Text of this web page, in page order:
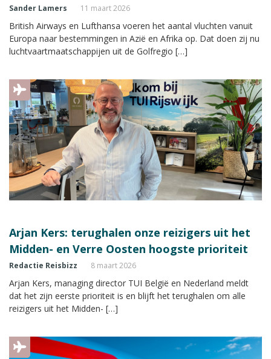
Sander Lamers 11 maart 2026
British Airways en Lufthansa voeren het aantal vluchten vanuit
Europa naar bestemmingen in Azië en Afrika op. Dat doen zij nu
luchtvaartmaatschappijen uit de Golfregio […]
Arjan Kers: terughalen onze reizigers uit het
Midden- en Verre Oosten hoogste prioriteit
Redactie Reisbizz 8 maart 2026
Arjan Kers, managing director TUI België en Nederland meldt
dat het zijn eerste prioriteit is en blijft het terughalen om alle
reizigers uit het Midden- […]